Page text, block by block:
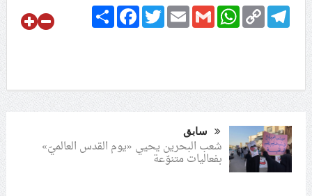
ShareFacebookTwitterEmailGmail
WhatsApp Copy
Link
Telegram
سابق
شعب البحرين يحيي «يوم القدس العالميّ»
بفعاليات متنوّعة